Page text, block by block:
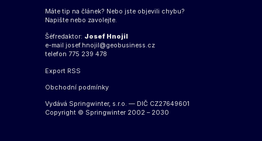
Máte tip na článek? Nebo jste objevili chybu?
Napište nebo zavolejte.
Šéfredaktor: Josef Hnojil
e-mail josef.hnojil@geobusiness.cz
telefon 775 239 478
Export RSS
Obchodní podmínky
Vydává Springwinter, s.r.o. — DIČ CZ27649601
Copyright © Springwinter 2002 – 2030